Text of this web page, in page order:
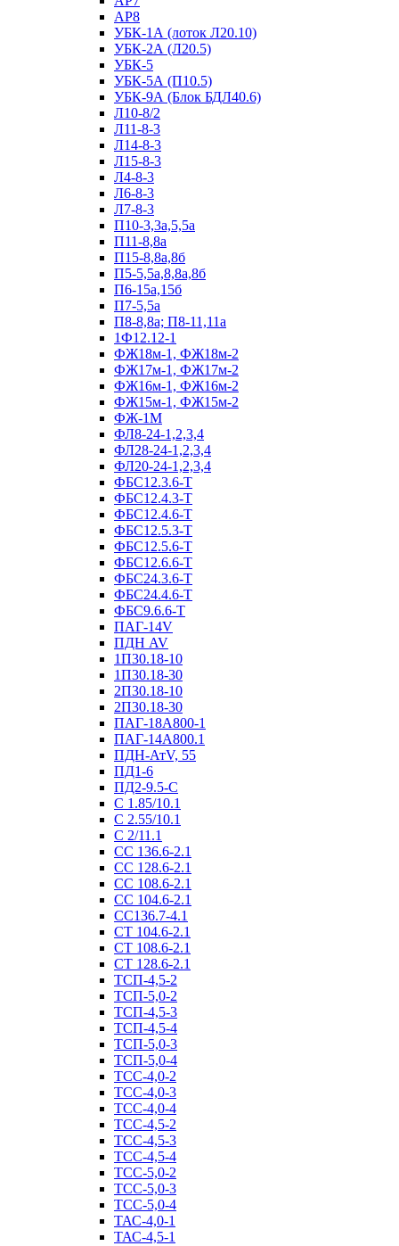
АР8
УБК-1А (лоток Л20.10)
УБК-2А (Л20.5)
УБК-5
УБК-5А (П10.5)
УБК-9А (Блок БДЛ40.6)
Л10-8/2
Л11-8-3
Л14-8-3
Л15-8-3
Л4-8-3
Л6-8-3
Л7-8-3
П10-3,3а,5,5а
П11-8,8а
П15-8,8а,8б
П5-5,5а,8,8а,8б
П6-15а,15б
П7-5,5а
П8-8,8а; П8-11,11а
1Ф12.12-1
ФЖ18м-1, ФЖ18м-2
ФЖ17м-1, ФЖ17м-2
ФЖ16м-1, ФЖ16м-2
ФЖ15м-1, ФЖ15м-2
ФЖ-1М
ФЛ8-24-1,2,3,4
ФЛ28-24-1,2,3,4
ФЛ20-24-1,2,3,4
ФБС12.3.6-Т
ФБС12.4.3-Т
ФБС12.4.6-Т
ФБС12.5.3-Т
ФБС12.5.6-Т
ФБС12.6.6-Т
ФБС24.3.6-Т
ФБС24.4.6-Т
ФБС9.6.6-Т
ПАГ-14V
ПДН AV
1П30.18-10
1П30.18-30
2П30.18-10
2П30.18-30
ПАГ-18А800-1
ПАГ-14А800.1
ПДН-АтV, 55
ПД1-6
ПД2-9.5-С
С 1.85/10.1
С 2.55/10.1
С 2/11.1
СС 136.6-2.1
СС 128.6-2.1
СС 108.6-2.1
СС 104.6-2.1
СС136.7-4.1
СТ 104.6-2.1
СТ 108.6-2.1
СТ 128.6-2.1
ТСП-4,5-2
ТСП-5,0-2
ТСП-4,5-3
ТСП-4,5-4
ТСП-5,0-3
ТСП-5,0-4
ТСС-4,0-2
ТСС-4,0-3
ТСС-4,0-4
ТСС-4,5-2
ТСС-4,5-3
ТСС-4,5-4
ТСС-5,0-2
ТСС-5,0-3
ТСС-5,0-4
ТАС-4,0-1
ТАС-4,5-1